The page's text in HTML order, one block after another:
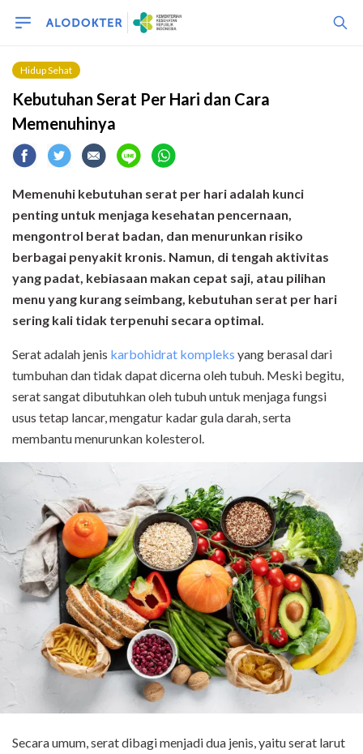
Hidup Sehat
Kebutuhan Serat Per Hari dan Cara
Memenuhinya
Memenuhi kebutuhan serat per hari adalah kunci
penting untuk menjaga kesehatan pencernaan,
mengontrol berat badan, dan menurunkan risiko
berbagai penyakit kronis. Namun, di tengah aktivitas
yang padat, kebiasaan makan cepat saji, atau pilihan
menu yang kurang seimbang, kebutuhan serat per hari
sering kali tidak terpenuhi secara optimal.
Serat adalah jenis karbohidrat kompleks yang berasal dari
tumbuhan dan tidak dapat dicerna oleh tubuh. Meski begitu,
serat sangat dibutuhkan oleh tubuh untuk menjaga fungsi
usus tetap lancar, mengatur kadar gula darah, serta
membantu menurunkan kolesterol.
Secara umum, serat dibagi menjadi dua jenis, yaitu serat larut